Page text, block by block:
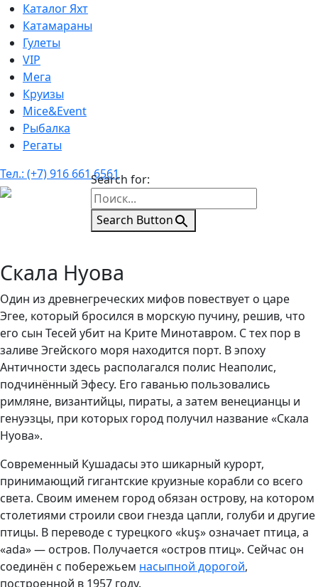
Каталог Яхт
Катамараны
Гулеты
VIP
Мега
Круизы
Mice&Event
Рыбалка
Регаты
Тел.: (+7) 916 661 6561Search for:
Search Button
Скала Нуова
Один из древнегреческих мифов повествует о царе
Эгее, который бросился в морскую пучину, решив, что
его сын Тесей убит на Крите Минотавром. С тех пор в
заливе Эгейского моря находится порт. В эпоху
Античности здесь располагался полис Неаполис,
подчинённый Эфесу. Его гаванью пользовались
римляне, византийцы, пираты, а затем венецианцы и
генуэзцы, при которых город получил название «Скала
Нуова».
Современный Кушадасы это шикарный курорт,
принимающий гигантские круизные корабли со всего
света. Своим именем город обязан острову, на котором
столетиями строили свои гнезда цапли, голуби и другие
птицы. В переводе с турецкого «kuş» означает птица, а
«ada» — остров. Получается «остров птиц». Сейчас он
соединён с побережьем насыпной дорогой,
построенной в 1957 году.